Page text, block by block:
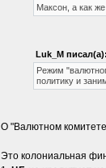
Максон, а как
Luk_M писал(а):
Режим
политику и
О "Валютном
Это колониальная